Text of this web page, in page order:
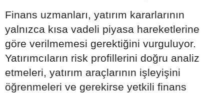
Finans uzmanları, yatırım kararlarının
yalnızca kısa vadeli piyasa hareketlerine
göre verilmemesi gerektiğini vurguluyor.
Yatırımcıların risk profillerini doğru analiz
etmeleri, yatırım araçlarının işleyişini
öğrenmeleri ve gerekirse yetkili finans